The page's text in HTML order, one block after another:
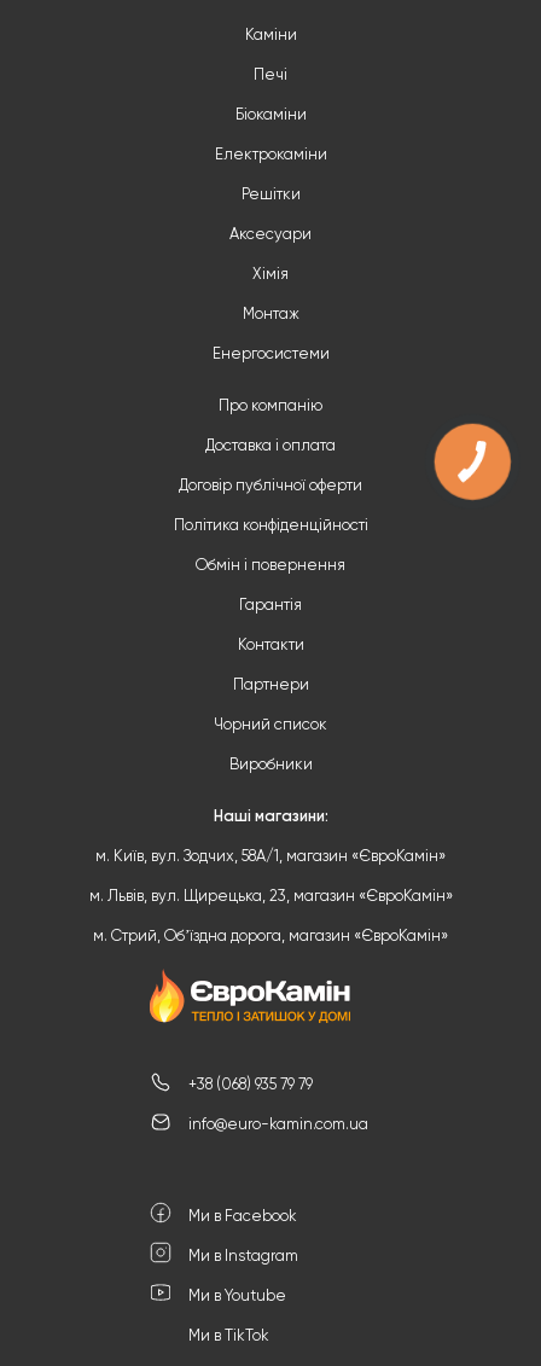
+38 (068) 935 79 79
info@euro-kamin.com.ua
Ми в Facebook
Ми в Instagram
Ми в Youtube
Ми в TikTok
Каміни
Печі
Біокаміни
Електрокаміни
Решітки
Аксесуари
Хімія
Монтаж
Енергосистеми
Про компанію
Доставка і оплата
Договір публічної оферти
Політика конфіденційності
Обмін і повернення
Гарантія
Контакти
Партнери
Чорний список
Виробники
Наші магазини:
м. Київ, вул. Зодчих, 58А/1, магазин «ЄвроКамін»
м. Львів, вул. Щирецька, 23, магазин «ЄвроКамін»
м. Стрий, Обʼїздна дорога, магазин «ЄвроКамін»